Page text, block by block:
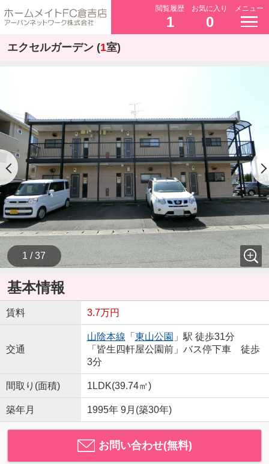
閲覧履歴
1
お気に入り
0
メニュー
エクセルガーデン (1室)
1 / 37
基本情報
賃料 3.7万円
交通
山陰本線 「 東山公園 」駅 徒歩31分
「皆生四軒屋公園前」バス停下車 徒歩
3分
間取り(面積) 1LDK(39.74㎡)
築年月 1995年 9月(築30年)
お問い合わせ(無料)